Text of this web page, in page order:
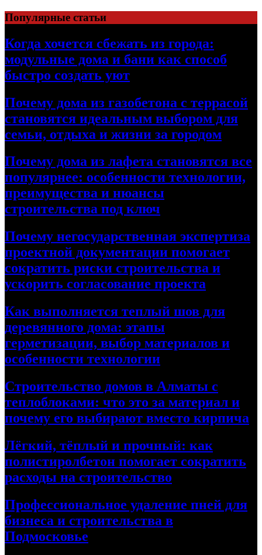
Перейти
к
содержимому
Популярные статьи
Когда хочется сбежать из города:
модульные дома и бани как способ
быстро создать уют
Почему дома из газобетона с террасой
становятся идеальным выбором для
семьи, отдыха и жизни за городом
Почему дома из лафета становятся все
популярнее: особенности технологии,
преимущества и нюансы
строительства под ключ
Почему негосударственная экспертиза
проектной документации помогает
сократить риски строительства и
ускорить согласование проекта
Как выполняется теплый шов для
деревянного дома: этапы
герметизации, выбор материалов и
особенности технологии
Строительство домов в Алматы с
теплоблоками: что это за материал и
почему его выбирают вместо кирпича
Лёгкий, тёплый и прочный: как
полистиролбетон помогает сократить
расходы на строительство
Профессиональное удаление пней для
бизнеса и строительства в
Подмосковье